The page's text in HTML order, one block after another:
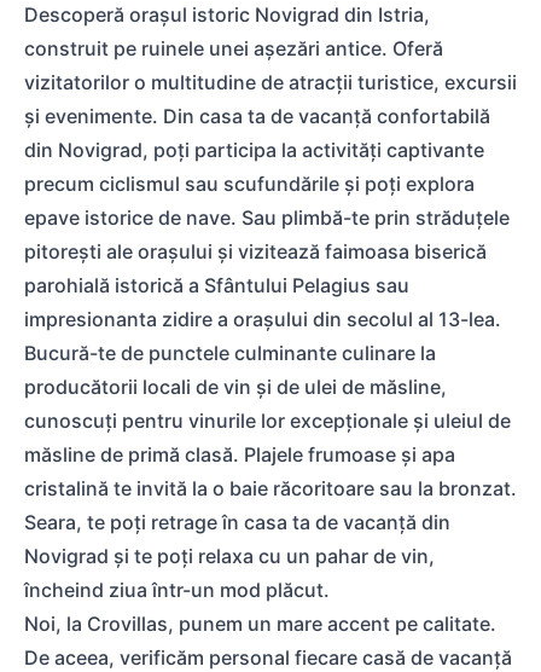
Descoperă orașul istoric Novigrad din Istria,
construit pe ruinele unei așezări antice. Oferă
vizitatorilor o multitudine de atracții turistice, excursii
și evenimente. Din casa ta de vacanță confortabilă
din Novigrad, poți participa la activități captivante
precum ciclismul sau scufundările și poți explora
epave istorice de nave. Sau plimbă-te prin străduțele
pitorești ale orașului și vizitează faimoasa biserică
parohială istorică a Sfântului Pelagius sau
impresionanta zidire a orașului din secolul al 13-lea.
Bucură-te de punctele culminante culinare la
producătorii locali de vin și de ulei de măsline,
cunoscuți pentru vinurile lor excepționale și uleiul de
măsline de primă clasă. Plajele frumoase și apa
cristalină te invită la o baie răcoritoare sau la bronzat.
Seara, te poți retrage în casa ta de vacanță din
Novigrad și te poți relaxa cu un pahar de vin,
încheind ziua într-un mod plăcut.
Noi, la Crovillas, punem un mare accent pe calitate.
De aceea, verificăm personal fiecare casă de vacanță